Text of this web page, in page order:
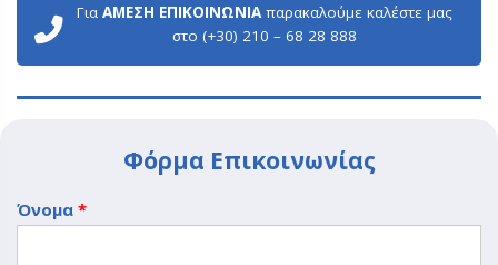
Για ΑΜΕΣΗ ΕΠΙΚΟΙΝΩΝΙΑπαρακαλούμε καλέστε μας
στο (+30) 210 – 68 28 888
Φόρμα Επικοινωνίας
Όνομα *